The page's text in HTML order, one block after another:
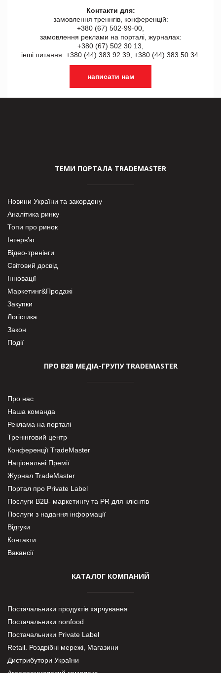
Контакти для:
замовлення треннгів, конференцій:
+380 (67) 502-99-00,
замовлення реклами на порталі, журналах:
+380 (67) 502 30 13,
інші питання: +380 (44) 383 92 39, +380 (44) 383 50 34.
написати нам
ТЕМИ ПОРТАЛА TRADEMASTER
Новини України та закордону
Аналітика ринку
Топи про ринок
Інтерв’ю
Відео-тренінги
Світовий досвід
Інновації
Маркетинг&Продажі
Закупки
Логістика
Закон
Події
ПРО В2В МЕДІА-ГРУПУ TRADEMASTER
Про нас
Наша команда
Реклама на порталі
Тренінговий центр
Конференції TradeMaster
Національні Премії
Журнал TradeMaster
Портал про Private Label
Послуги В2В- маркетингу та PR для клієнтів
Послуги з надання інформації
Відгуки
Контакти
Вакансії
КАТАЛОГ КОМПАНИЙ
Постачальники продуктів харчування
Постачальники nonfood
Постачальники Private Label
Retail. Роздрібні мережі, Магазини
Дистрибутори України